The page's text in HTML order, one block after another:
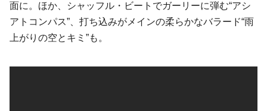
面に。ほか、シャッフル・ビートでガーリーに弾む“アシ
アトコンパス”、打ち込みがメインの柔らかなバラード“雨
上がりの空とキミ”も。